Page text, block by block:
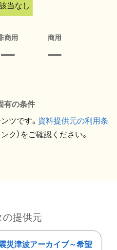
当なし
商用 商用
有の条件
ツです。 資料提供元の利用条
ク）をご確認ください。
の提供元
災津波アーカイブ～希望